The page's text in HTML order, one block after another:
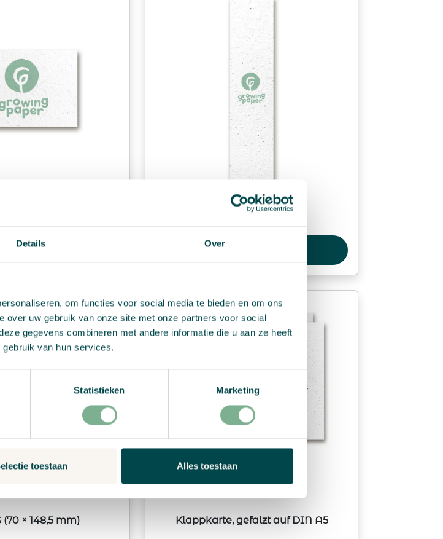
Details Over
om functies voor social media te bieden en om ons
over uw gebruik van onze site met onze partners voor social
gegevens combineren met andere informatie die u aan ze heeft
van hun services.
Statistieken Marketing
toestaan Alles toestaan
ansehen
Flyer L (70 × 297 mm)
Produkt ansehen
(70 × 148,5 mm) Klappkarte, gefalzt auf DIN A5